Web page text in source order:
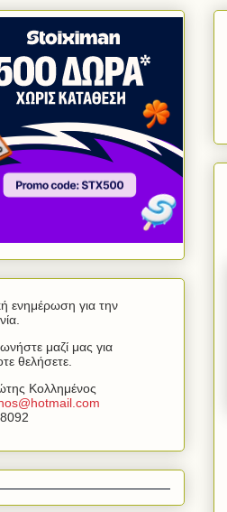
ενημέρωση για την
μαζί μας για
θελήσετε.
Κολλημένος
@hotmail com